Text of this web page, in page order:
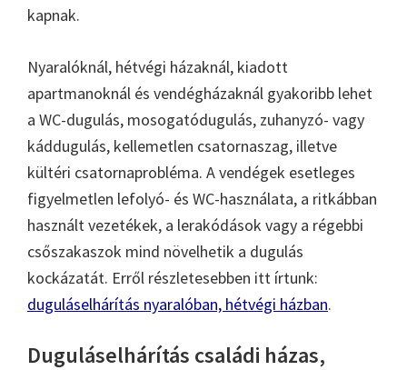
kapnak.
Nyaralóknál, hétvégi házaknál, kiadott
apartmanoknál és vendégházaknál gyakoribb lehet
a WC-dugulás, mosogatódugulás, zuhanyzó- vagy
káddugulás, kellemetlen csatornaszag, illetve
kültéri csatornaprobléma. A vendégek esetleges
figyelmetlen lefolyó- és WC-használata, a ritkábban
használt vezetékek, a lerakódások vagy a régebbi
csőszakaszok mind növelhetik a dugulás
kockázatát. Erről részletesebben itt írtunk:
duguláselhárítás nyaralóban, hétvégi házban.
Duguláselhárítás családi házas,